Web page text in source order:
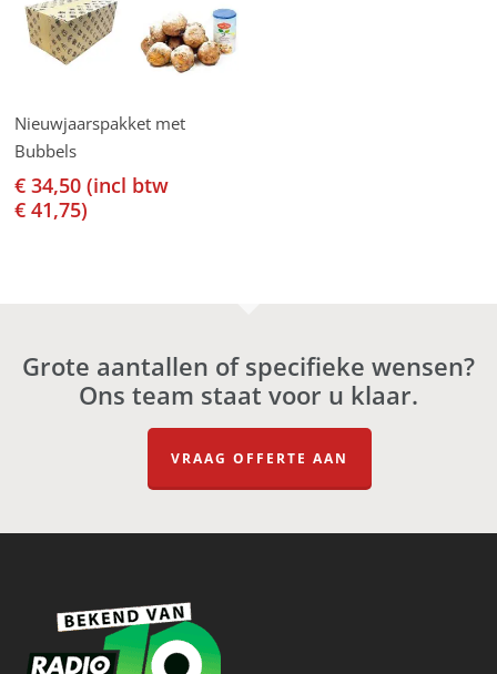
Lees Verder
Nieuwjaarspakket met
Bubbels
€ 34,50 (incl btw
€ 41,75)
Grote aantallen of specifieke wensen?
Ons team staat voor u klaar.
VRAAG OFFERTE AAN